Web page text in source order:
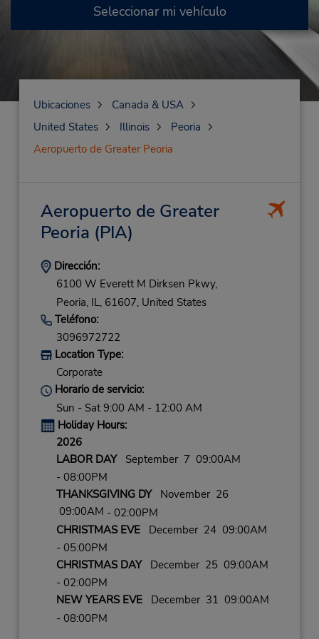
Seleccionar mi vehículo
Ubicaciones
Canada & USA
United States
Illinois
Peoria
Aeropuerto de Greater Peoria
Aeropuerto de Greater
Peoria (PIA)
Dirección:
6100 W Everett M Dirksen Pkwy,
Peoria, IL, 61607, United States
Teléfono:
3096972722
Location Type:
Corporate
Horario de servicio:
Sun - Sat 9:00 AM - 12:00 AM
Holiday Hours:
2026
LABOR DAYSeptember 7 09:00AM
- 08:00PM
THANKSGIVING DYNovember 26
09:00AM - 02:00PM
CHRISTMAS EVEDecember 24 09:00AM
- 05:00PM
CHRISTMAS DAYDecember 25 09:00AM
- 02:00PM
NEW YEARS EVEDecember 31 09:00AM
- 08:00PM